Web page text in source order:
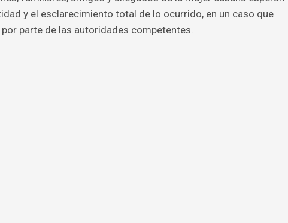
y el esclarecimiento total de lo ocurrido, en un caso que
parte de las autoridades competentes.